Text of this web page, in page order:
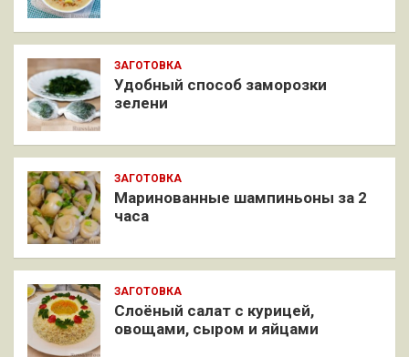
ЗАГОТОВКА
Удобный способ заморозки
зелени
ЗАГОТОВКА
Маринованные шампиньоны за 2
часа
ЗАГОТОВКА
Слоёный салат с курицей,
овощами, сыром и яйцами